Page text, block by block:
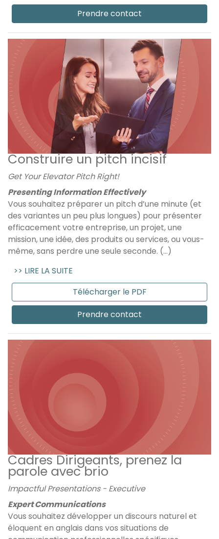
Prendre contact
Construire un pitch incisif
Get Your Elevator Pitch Right!
Presenting Information Effectively
Vous souhaitez préparer un pitch d’une minute (et
des variantes un peu plus longues) pour présenter
efficacement votre entreprise, un projet, une
mission, une idée, des produits ou services, ou vous-
même, sans perdre une seule seconde. (...)
>> LIRE LA SUITE
Télécharger le PDF
Prendre contact
Cadres Dirigeants, prenez la
parole avec brio
Impactful Presentations - Executive
Expert Communications
Vous souhaitez développer un discours naturel et
éloquent en anglais dans vos situations de